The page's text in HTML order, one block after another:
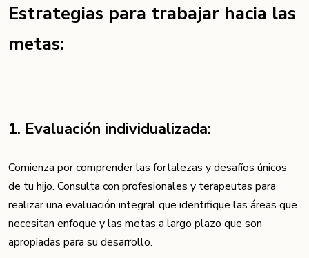
Estrategias para trabajar hacia las
metas:
1. Evaluación individualizada:
Comienza por comprender las fortalezas y desafíos únicos
de tu hijo. Consulta con profesionales y terapeutas para
realizar una evaluación integral que identifique las áreas que
necesitan enfoque y las metas a largo plazo que son
apropiadas para su desarrollo.